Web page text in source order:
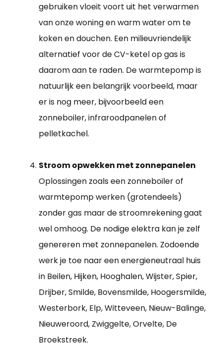
gebruiken vloeit voort uit het verwarmen
van onze woning en warm water om te
koken en douchen. Een milieuvriendelijk
alternatief voor de CV-ketel op gas is
daarom aan te raden. De warmtepomp is
natuurlijk een belangrijk voorbeeld, maar
er is nog meer, bijvoorbeeld een
zonneboiler, infraroodpanelen of
pelletkachel.
Stroom opwekken met zonnepanelen
Oplossingen zoals een zonneboiler of
warmtepomp werken (grotendeels)
zonder gas maar de stroomrekening gaat
wel omhoog. De nodige elektra kan je zelf
genereren met zonnepanelen. Zodoende
werk je toe naar een energieneutraal huis
in Beilen, Hijken, Hooghalen, Wijster, Spier,
Drijber, Smilde, Bovensmilde, Hoogersmilde,
Westerbork, Elp, Witteveen, Nieuw-Balinge,
Nieuweroord, Zwiggelte, Orvelte, De
Broekstreek.